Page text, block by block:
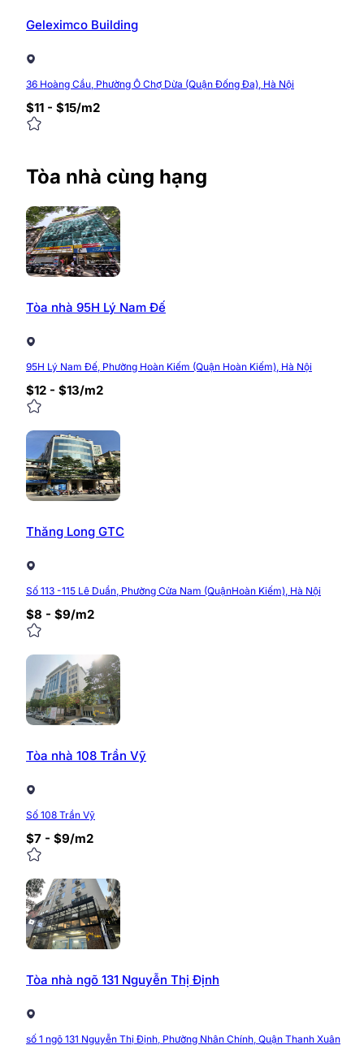
Geleximco Building
36 Hoàng Cầu, Phường Ô Chợ Dừa (Quận Đống Đa), Hà Nội
$11 - $15/m2
Tòa nhà cùng hạng
Tòa nhà 95H Lý Nam Đế
95H Lý Nam Đế, Phường Hoàn Kiếm (Quận Hoàn Kiếm), Hà Nội
$12 - $13/m2
Thăng Long GTC
Số 113 -115 Lê Duẩn, Phường Cửa Nam (QuậnHoàn Kiếm), Hà Nội
$8 - $9/m2
Tòa nhà 108 Trần Vỹ
Số 108 Trần Vỹ
$7 - $9/m2
Tòa nhà ngõ 131 Nguyễn Thị Định
số 1 ngõ 131 Nguyễn Thị Định, Phường Nhân Chính, Quận Thanh Xuân